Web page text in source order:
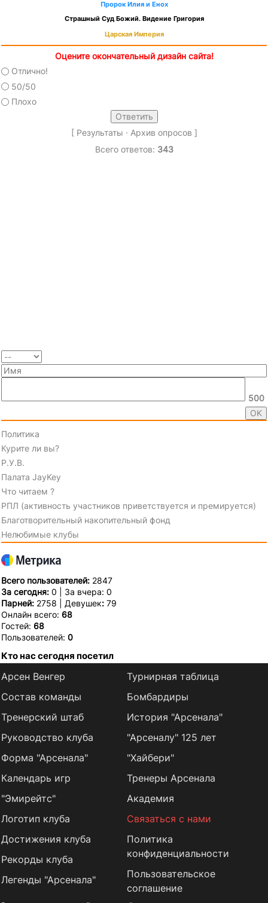
Пророк Илия и Енох
Страшный Суд Божий. Видение Григория
Царская Империя
Оцените окончательный дизайн сайта!
Отлично!
50/50
Плохо
[ Результаты · Архив опросов ]
Всего ответов: 343
500
Политика
Курите ли вы?
Р.У.В.
Палата JayKey
Что читаем ?
РПЛ (активность участников приветствуется и премируется)
Благотворительный накопительный фонд
Нелюбимые клубы
Всего пользователей: 2847
За сегодня: 0 | За вчера: 0
Парней: 2758 | Девушек: 79
Онлайн всего: 68
Гостей: 68
Пользователей: 0
Кто нас сегодня посетил
Арсен Венгер
Состав команды
Тренерский штаб
Руководство клуба
Форма "Арсенала"
Календарь игр
Турнирная таблица
Бомбардиры
История "Арсенала"
"Арсеналу" 125 лет
"Хайбери"
Тренеры Арсенала
"Эмирейтс"
Логотип клуба
Достижения клуба
Рекорды клуба
Легенды "Арсенала"
Академия
Связаться с нами
Политика
конфиденциальности
Пользовательское
соглашение